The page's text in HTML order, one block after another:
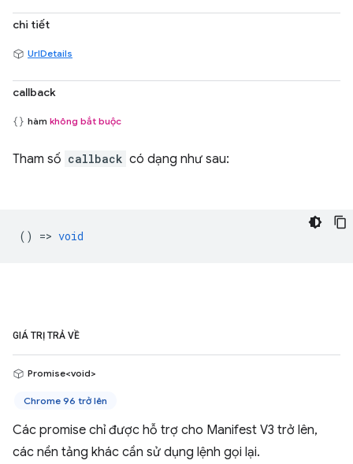
chi tiết
UrlDetails
callback
hàm không bắt buộc
Tham số callback có dạng như sau:
() => void
GIÁ TRỊ TRẢ VỀ
Promise<void>
Chrome 96 trở lên
Các promise chỉ được hỗ trợ cho Manifest V3 trở lên,
các nền tảng khác cần sử dụng lệnh gọi lại.